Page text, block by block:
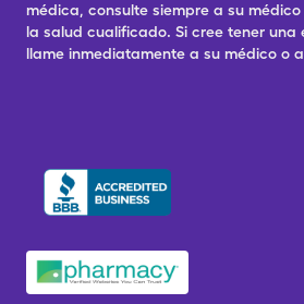
médica, consulte siempre a su
la salud cualificado. Si cree tener una
llame inmediatamente a su médico o al